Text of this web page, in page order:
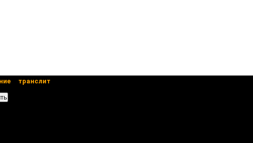
транслит